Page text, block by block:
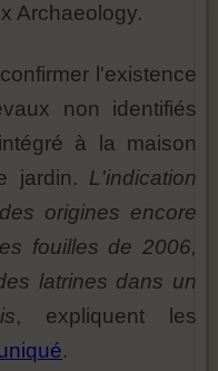
Archaeology.
l'existence
non identifiés
à la maison
jardin. L'indication
origines encore
fouilles de 2006,
latrines dans un
, expliquent les
.